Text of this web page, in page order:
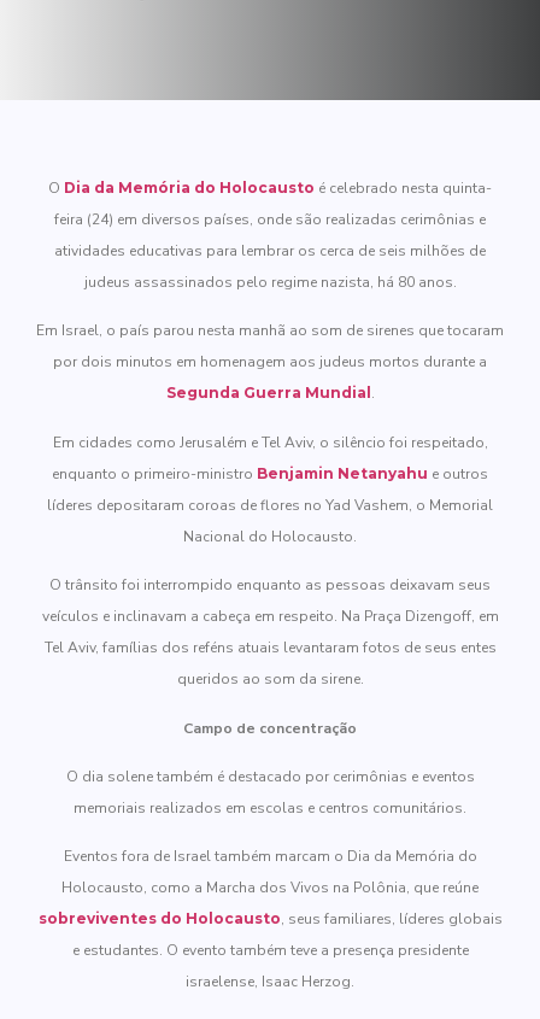
O Dia da Memória do Holocausto é celebrado nesta quinta-
feira (24) em diversos países, onde são realizadas cerimônias e
atividades educativas para lembrar os cerca de seis milhões de
judeus assassinados pelo regime nazista, há 80 anos.
Em Israel, o país parou nesta manhã ao som de sirenes que tocaram
por dois minutos em homenagem aos judeus mortos durante a
Segunda Guerra Mundial .
Em cidades como Jerusalém e Tel Aviv, o silêncio foi respeitado,
enquanto o primeiro-ministro Benjamin Netanyahu e outros
líderes depositaram coroas de flores no Yad Vashem, o Memorial
Nacional do Holocausto.
O trânsito foi interrompido enquanto as pessoas deixavam seus
veículos e inclinavam a cabeça em respeito. Na Praça Dizengoff, em
Tel Aviv, famílias dos reféns atuais levantaram fotos de seus entes
queridos ao som da sirene.
Campo de concentração
O dia solene também é destacado por cerimônias e eventos
memoriais realizados em escolas e centros comunitários.
Eventos fora de Israel também marcam o Dia da Memória do
Holocausto, como a Marcha dos Vivos na Polônia, que reúne
sobreviventes do Holocausto, seus familiares, líderes globais
e estudantes. O evento também teve a presença presidente
israelense, Isaac Herzog.